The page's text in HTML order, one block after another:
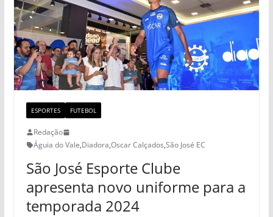
ESPORTES FUTEBOL
Redação
Águia do Vale,Diadora,Oscar Calçados,São José EC
São José Esporte Clube
apresenta novo uniforme para a
temporada 2024